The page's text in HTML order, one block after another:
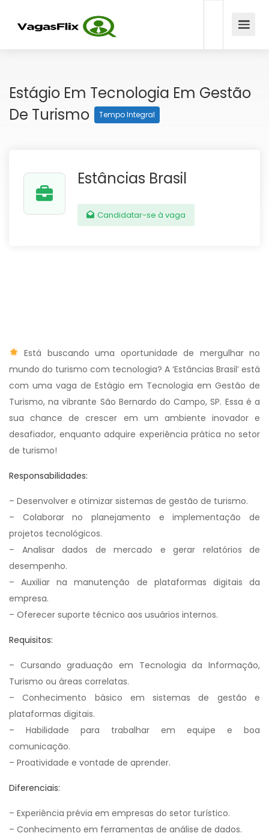
Estágio Em Tecnologia Em Gestão
De Turismo
Tempo Integral
Estâncias Brasil
Candidatar-se à vaga
Está buscando uma oportunidade de mergulhar no
mundo do turismo com tecnologia? A ‘Estâncias Brasil’ está
com uma vaga de Estágio em Tecnologia em Gestão de
Turismo, na vibrante São Bernardo do Campo, SP. Essa é a
sua chance de crescer em um ambiente inovador e
desafiador, enquanto adquire experiência prática no setor
de turismo!
Responsabilidades:
– Desenvolver e otimizar sistemas de gestão de turismo.
– Colaborar no planejamento e implementação de
projetos tecnológicos.
– Analisar dados de mercado e gerar relatórios de
desempenho.
– Auxiliar na manutenção de plataformas digitais da
empresa.
– Oferecer suporte técnico aos usuários internos.
Requisitos:
– Cursando graduação em Tecnologia da Informação,
Turismo ou áreas correlatas.
– Conhecimento básico em sistemas de gestão e
plataformas digitais.
– Habilidade para trabalhar em equipe e boa
comunicação.
– Proatividade e vontade de aprender.
Diferenciais:
– Experiência prévia em empresas do setor turístico.
– Conhecimento em ferramentas de análise de dados.